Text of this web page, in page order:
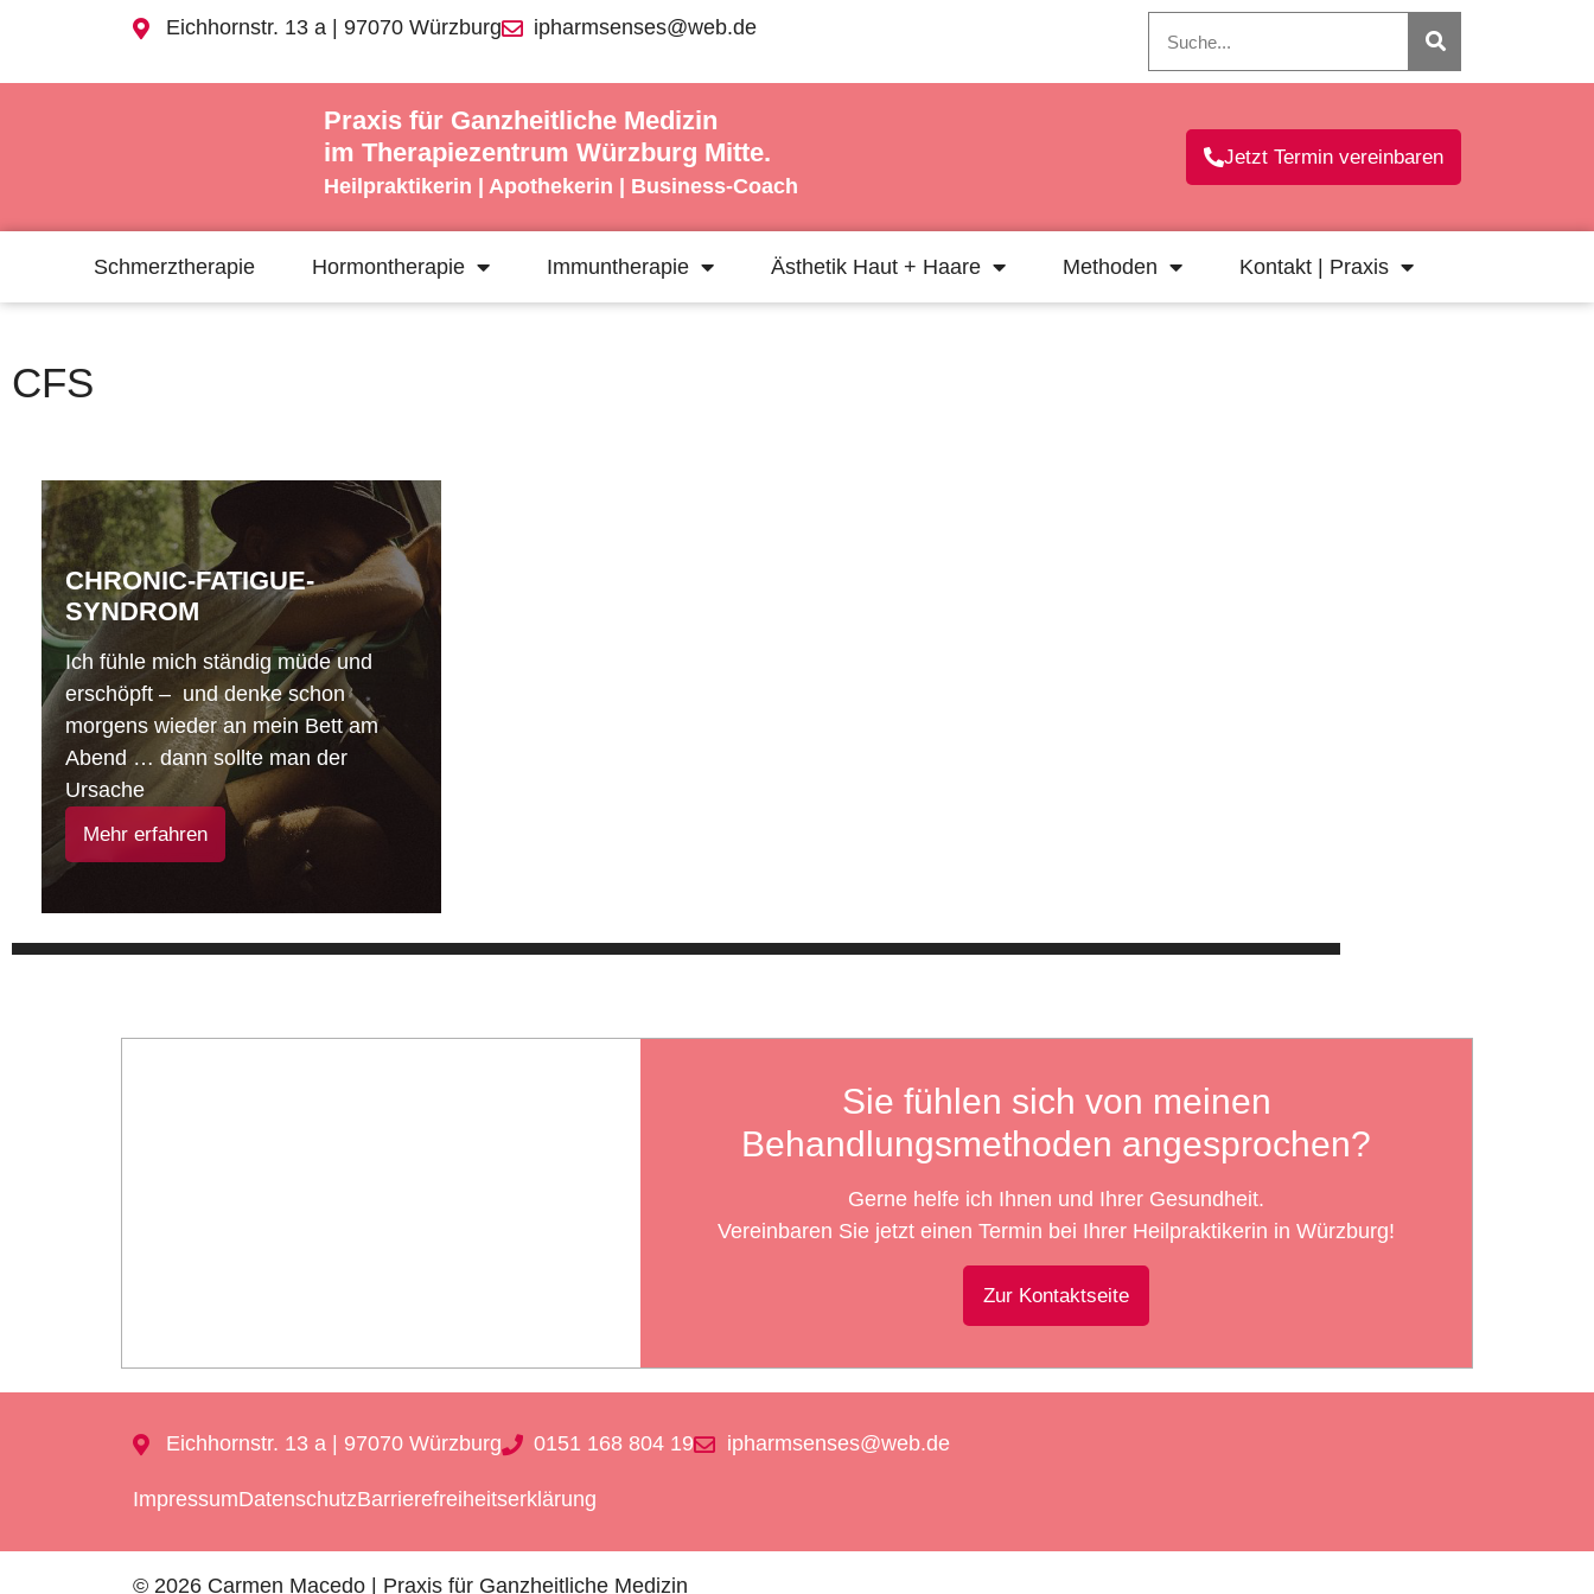
Eichhornstr. 13 a | 97070 Würzburg ipharmsenses@web.de
Praxis für Ganzheitliche Medizin
im Therapiezentrum Würzburg Mitte.
Heilpraktikerin | Apothekerin | Business-Coach
Jetzt Termin vereinbaren
Schmerztherapie Hormontherapie Immuntherapie Ästhetik Haut + Haare Methoden Kontakt | Praxis
CFS
CHRONIC-FATIGUE-
SYNDROM
Ich fühle mich ständig müde und
erschöpft – und denke schon
morgens wieder an mein Bett am
Abend … dann sollte man der
Ursache
Mehr erfahren
Sie fühlen sich von meinen
Behandlungsmethoden angesprochen?
Gerne helfe ich Ihnen und Ihrer Gesundheit.
Vereinbaren Sie jetzt einen Termin bei Ihrer Heilpraktikerin in Würzburg!
Zur Kontaktseite
Eichhornstr. 13 a | 97070 Würzburg 0151 168 804 19 ipharmsenses@web.de
ImpressumDatenschutzBarrierefreiheitserklärung
© 2026 Carmen Macedo | Praxis für Ganzheitliche Medizin